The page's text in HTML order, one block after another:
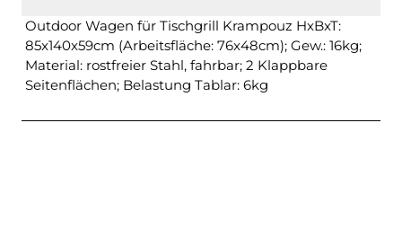
Outdoor Wagen für Tischgrill Krampouz HxBxT:
85x140x59cm (Arbeitsfläche: 76x48cm); Gew.: 16kg;
Material: rostfreier Stahl, fahrbar; 2 Klappbare
Seitenflächen; Belastung Tablar: 6kg